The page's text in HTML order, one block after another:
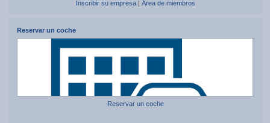
Inscribir su empresa| Área de miembros
Reservar un coche
Reservar un coche